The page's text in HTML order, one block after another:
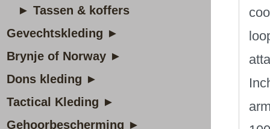
► Tassen & koffers
Gevechtskleding ►
Brynje of Norway ►
Dons kleding ►
Tactical Kleding ►
Gehoorbescherming ►